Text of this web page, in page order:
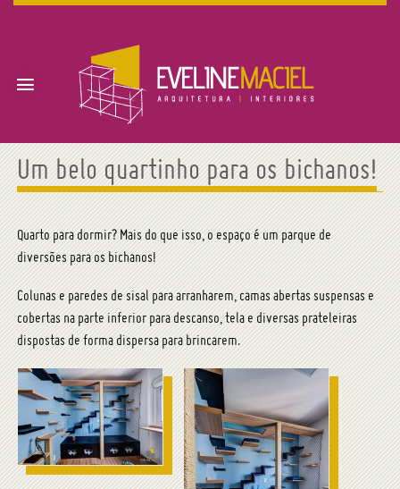
Eveline Maciel –
Arquitetura, Interiores
e Imóveis – Londrina e
região
Um belo quartinho para os bichanos!
Quarto para dormir? Mais do que isso, o espaço é um parque de
diversões para os bichanos!
Colunas e paredes de sisal para arranharem, camas abertas suspensas e
cobertas na parte inferior para descanso, tela e diversas prateleiras
dispostas de forma dispersa para brincarem.